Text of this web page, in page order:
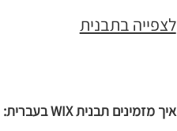
לצפייה בתבנית
איך מזמינים תבנית WIX בעברית: